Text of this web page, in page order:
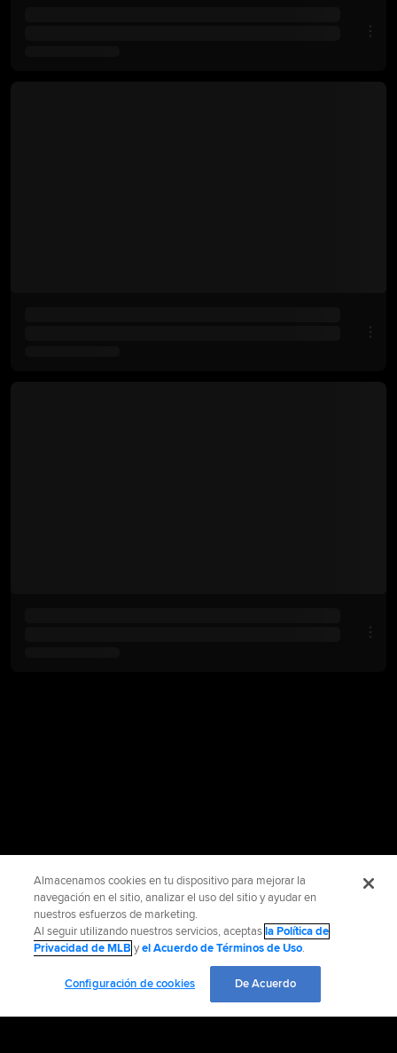
Almacenamos cookies en tu dispositivo para mejorar la
navegación en el sitio, analizar el uso del sitio y ayudar en
nuestros esfuerzos de marketing.
Al seguir utilizando nuestros servicios, aceptasla Política de
Privacidad de MLB yel Acuerdo de Términos de Uso.
Configuración de cookies De Acuerdo